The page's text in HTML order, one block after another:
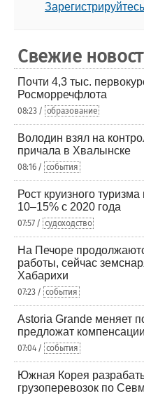
Зарегистрируйтесь
Свежие
Почти 4,3 тыс.
Росморречфлота
08:23 / образование
Володин взял на
причала в Хвалынске
08:16 / события
Рост круизного
10–15% с 2020 года
07:57 / судоходство
На Печоре
работы, сейчас
Хабарихи
07:23 / события
Astoria Grande меняет
предложат
07:04 / события
Южная Корея
грузоперевозок по